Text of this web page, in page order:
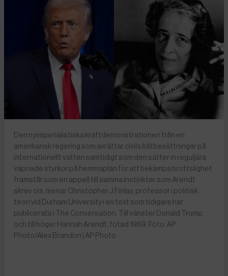
Den nyimperialistiska kraftdemonstrationen från en
amerikansk regering som avrättar civila båtbesättningar på
internationellt vatten samtidigt som den sätter in reguljära
väpnade styrkor på hemmaplan för att bekämpa brottslighet
framstår som en appell till samma instinkter som Arendt
skrev om, menar Christopher J Finlay, professor i politisk
teori vid Durham University i en text som tidigare har
publicerats i The Conversation. Till vänster Donald Trump,
och till höger Hannah Arendt, fotad 1969. Foto: AP
Photo/Alex Brandon | AP Photo